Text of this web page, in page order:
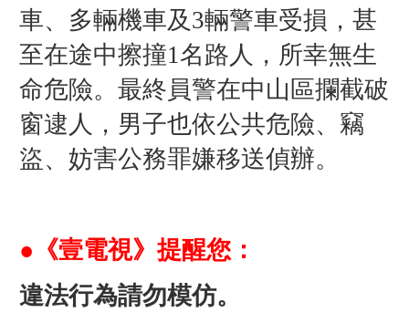
車、多輛機車及3輛警車受損，甚
至在途中擦撞1名路人，所幸無生
命危險。最終員警在中山區攔截破
窗逮人，男子也依公共危險、竊
盜、妨害公務罪嫌移送偵辦。
●《壹電視》提醒您：
違法行為請勿模仿。